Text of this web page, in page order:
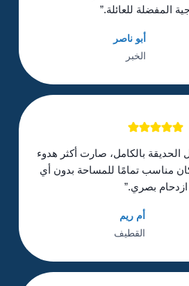
المفضلة للعائلة.”
أبو ناصر
الخبر
بالكامل، صارت أكثر هدوء
مناسب تمامًا للمساحة بدون أي
ازدحام بصري.”
أم ريم
القطيف